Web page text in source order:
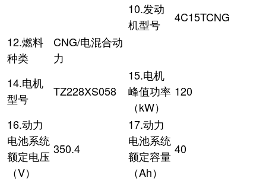
10.发动
机型号
4C15TCNG
12.燃料
种类
CNG/电混合动
力
14.电机
型号
TZ228XS058
15.电机
峰值功率
（kW）
120
16.动力
电池系统
额定电压
（V）
350.4
17.动力
电池系统
额定容量
（Ah）
40